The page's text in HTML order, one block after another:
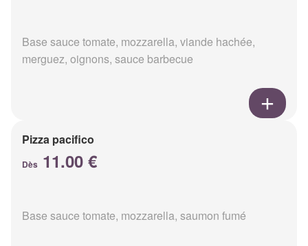
Base sauce tomate, mozzarella, viande hachée,
merguez, oignons, sauce barbecue
Pizza pacifico
Dès 11.00 €
Base sauce tomate, mozzarella, saumon fumé